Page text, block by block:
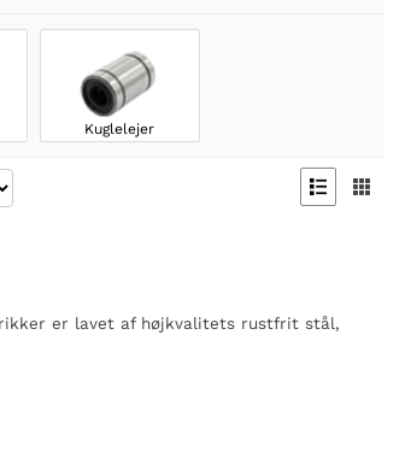
Kuglelejer
 
er lavet af højkvalitets rustfrit stål,